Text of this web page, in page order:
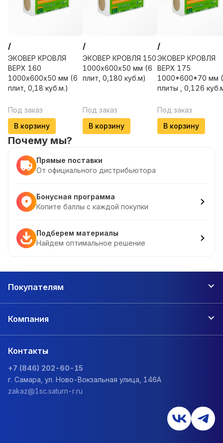
/
ЭКОВЕР КРОВЛЯ
ВЕРХ 160
1000х600х50 мм (6
плит, 0,18 куб.м.)
Под заказ
В корзину
/
ЭКОВЕР КРОВЛЯ 150
1000х600х50 мм (6
плит, 0,180 куб.м)
Под заказ
В корзину
/
ЭКОВЕР КРОВЛЯ
ВЕРХ 175
1000*600*70 мм
плиты , 0,126
Под заказ
В корзину
Почему мы?
Прямые поставки
От официального дистрибьютора
Бонусная программа
Копите баллы с каждой покупки
Подберем материалы
Найдем оптимальное решение
Покупателям
Компания
Контакты
+7 (846) 202-60-15
г. Самара, ул. Ново-Вокзальная улица, 146А
zakaz@1sc.saturn-r.ru